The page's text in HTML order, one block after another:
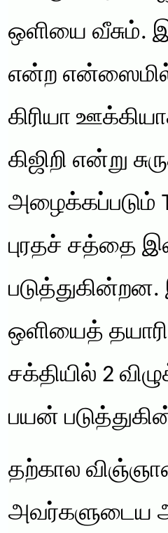
ஒளியை வீசும்.
என்ற என்ஸைமில்
கிரியா
கிஜிறி என்று
அழைக்கப்படும்
புரதச் சத்தை
ஒளியைத்
சக்தியில் 2
பயன்
தற்கால
அவர்களுடைய